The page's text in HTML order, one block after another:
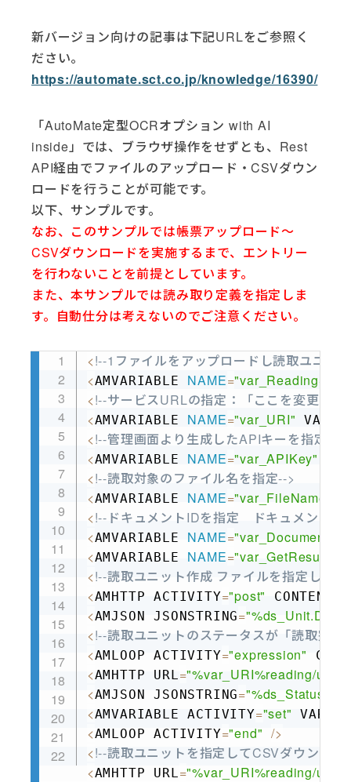
新バージョン向けの記事は下記URLをご参照く
ださい。
https://automate.sct.co.jp/knowledge/16390/
「AutoMate定型OCRオプション with AI
inside」では、ブラウザ操作をせずとも、Rest
API経由でファイルのアップロード・CSVダウン
ロードを行うことが可能です。
以下、サンプルです。
なお、このサンプルでは帳票アップロード～
CSVダウンロードを実施するまで、エントリー
を行わないことを前提としています。
また、本サンプルでは読み取り定義を指定しま
す。自動仕分は考えないのでご注意ください。
<!--1ファイルをアップロードし読取ユニッ
<AMVARIABLE NAME=
<!--サービスURLの指定：「ここを変更」
<AMVARIABLE NAME="var_URI" VALUE
<!--管理画面より生成したAPIキーを指定-->
<AMVARIABLE NAME="var_APIKey"
<!--読取対象のファイル名を指定-->
<AMVARIABLE NAME="var_FileName"
<!--ドキュメントIDを指定　ドキュメント
<AMVARIABLE NAME="var_DocumentId"
<AMVARIABLE NAME="var_GetResult"
<!--読取ユニット作成 ファイルを指定しな
<AMHTTP ACTIVITY="post"
<AMJSON JSONSTRING=
<!--読取ユニットのステータスが「読取完
<AMLOOP ACTIVITY="expression"
<AMHTTP URL ="%var_URI%reading/
<AMJSON JSONSTRING=
<AMVARIABLE ACTIVITY="set"
<AMLOOP ACTIVITY="end" />
<!--読取ユニットを指定してCSVダウンロ
<AMHTTP URL ="%var_URI%reading/
Copy